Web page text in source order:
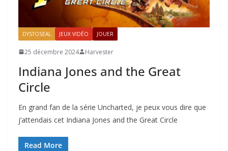
DYSTOSEAL JEUX VIDÉO JOUER
25 décembre 2024 Harvester
Indiana Jones and the Great
Circle
En grand fan de la série Uncharted, je peux vous dire que
j’attendais cet Indiana Jones and the Great Circle
Read More